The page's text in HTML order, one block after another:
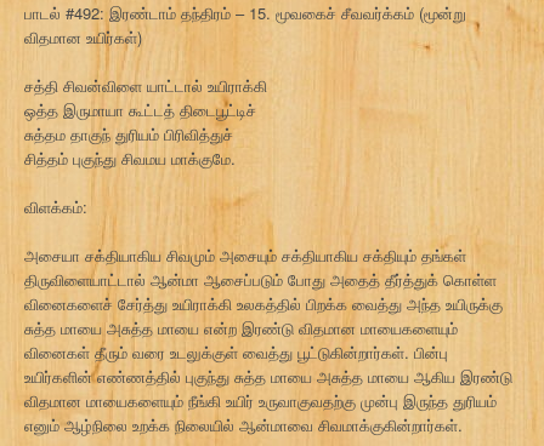
பாடல் #492: இரண்டாம் தந்திரம் – 15. மூவகைச் சீவவர்க்கம் (மூன்று
விதமான உயிர்கள்)
சத்தி சிவன்விளை யாட்டால் உயிராக்கி
ஒத்த இருமாயா கூட்டத் திடைபூட்டிச்
சுத்தம தாகுந் துரியம் பிரிவித்துச்
சித்தம் புகுந்து சிவமய மாக்குமே.
விளக்கம்:
அசையா சக்தியாகிய சிவமும் அசையும் சக்தியாகிய சக்தியும் தங்கள்
திருவிளையாட்டால் ஆன்மா ஆசைப்படும் போது அதைத் தீர்த்துக் கொள்ள
வினைகளைச் சேர்த்து உயிராக்கி உலகத்தில் பிறக்க வைத்து அந்த உயிருக்கு
சுத்த மாயை அசுத்த மாயை என்ற இரண்டு விதமான மாயைகளையும்
வினைகள் தீரும் வரை உடலுக்குள் வைத்து பூட்டுகின்றார்கள். பின்பு
உயிர்களின் எண்ணத்தில் புகுந்து சுத்த மாயை அசுத்த மாயை ஆகிய இரண்டு
விதமான மாயைகளையும் நீங்கி உயிர் உருவாகுவதற்கு முன்பு இருந்த துரியம்
எனும் ஆழ்நிலை உறக்க நிலையில் ஆன்மாவை சிவமாக்குகின்றார்கள்.